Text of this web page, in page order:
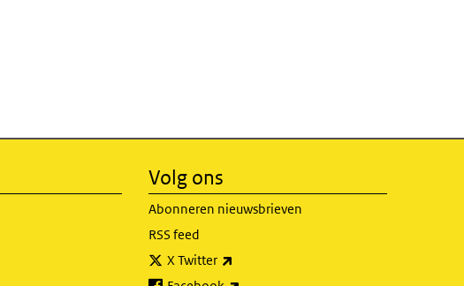
Volg ons
Abonneren nieuwsbrieven
RSS feed
X Twitter